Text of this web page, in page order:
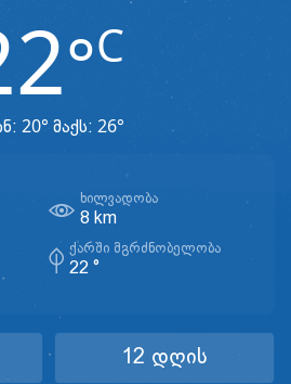
°C
20° მაქს: 26°
ᲮᲘᲚᲕᲐᲓᲝᲑᲐ
8 km
ᲥᲐᲠᲨᲘ ᲛᲒᲠᲫᲜᲝᲑᲔᲚᲝᲑᲐ
22 °
12 დღის